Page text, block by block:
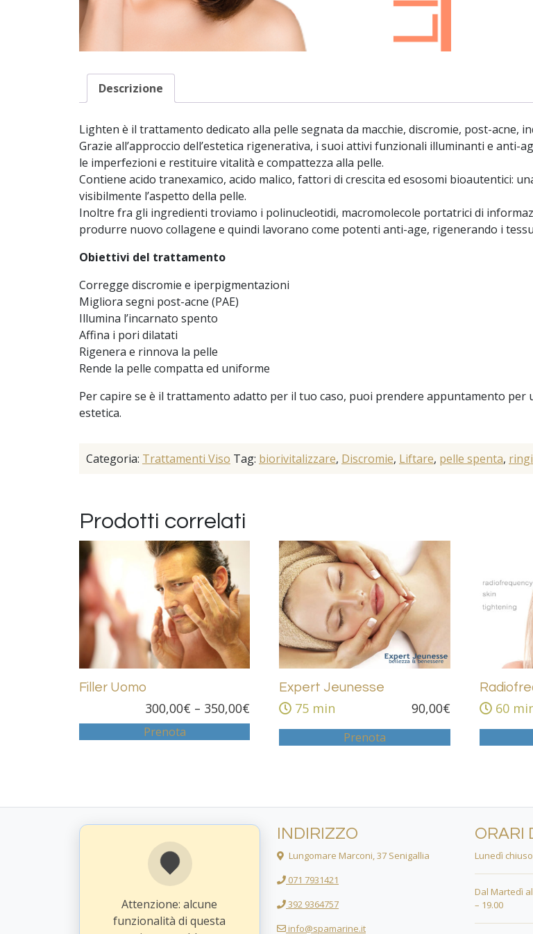
Descrizione
Lighten è il trattamento dedicato alla pelle segnata da macchie, discromie, post-acne,
Grazie all’approccio dell’estetica rigenerativa, i suoi attivi funzionali illuminanti e
le imperfezioni e restituire vitalità e compattezza alla pelle.
Contiene acido tranexamico, acido malico, fattori di crescita ed esosomi bioautentici:
visibilmente l’aspetto della pelle.
Inoltre fra gli ingredienti troviamo i polinucleotidi, macromolecole portatrici di
produrre nuovo collagene e quindi lavorano come potenti anti-age, rigenerando i
Obiettivi del trattamento
Corregge discromie e iperpigmentazioni
Migliora segni post-acne (PAE)
Illumina l’incarnato spento
Affina i pori dilatati
Rigenera e rinnova la pelle
Rende la pelle compatta ed uniforme
Per capire se è il trattamento adatto per il tuo caso, puoi prendere appuntamento
estetica.
Categoria: Trattamenti Viso Tag: biorivitalizzare, Discromie, Liftare, pelle spenta,
Prodotti correlati
Filler Uomo
300,00€ – 350,00€
Prenota
Expert Jeunesse
75 min 90,00€
Prenota
60
Attenzione: alcune
funzionalità di questa
INDIRIZZO
Lungomare Marconi, 37 Senigallia
071 7931421
392 9364757
info@spamarine.it
ORARI
Lunedì chiuso
Dal Martedì
– 19.00